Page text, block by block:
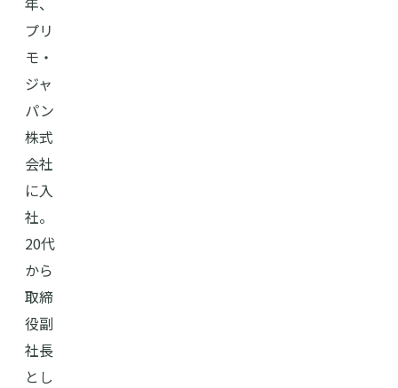
プリ
モ・
ジャ
パン
株式
会社
に⼊
社。
20代
から
取締
役副
社⻑
とし